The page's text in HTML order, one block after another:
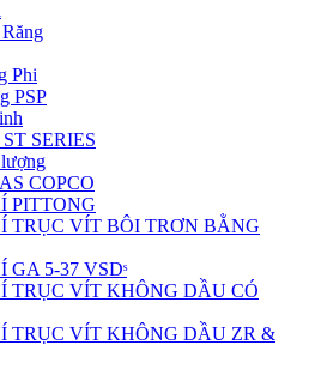
Phi
PSP
SERIES
COPCO
PITTONG
TRỤC VÍT BÔI TRƠN BẰNG
5-37 VSDˢ
TRỤC VÍT KHÔNG DẦU CÓ
TRỤC VÍT KHÔNG DẦU ZR &